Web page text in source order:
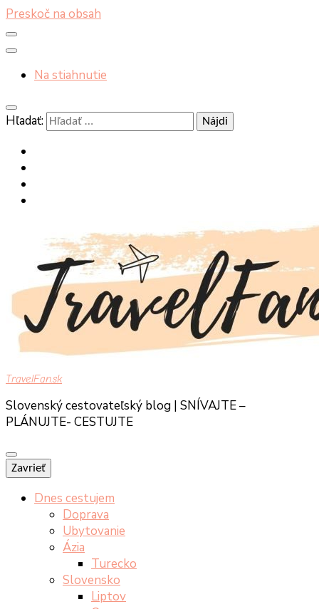
Preskoč na obsah
Na stiahnutie
Hľadať:
TravelFan.sk
Slovenský cestovateľský blog | SNÍVAJTE –
PLÁNUJTE- CESTUJTE
Zavrieť
Dnes cestujem
Doprava
Ubytovanie
Ázia
Turecko
Slovensko
Liptov